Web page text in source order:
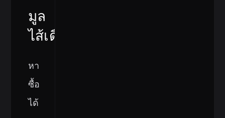
มูล
ไส้เดือน
หา
ซื้อ
ได้